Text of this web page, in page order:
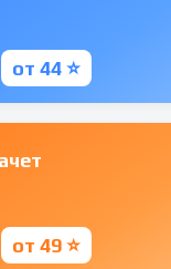
от 44 ⭐
от 49 ⭐